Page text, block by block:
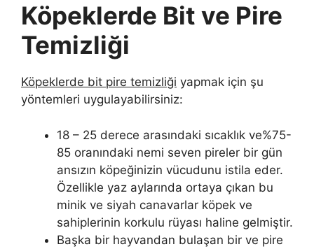
Köpeklerde Bit ve Pire
Temizliği
Köpeklerde bit pire temizliği yapmak için şu
yöntemleri uygulayabilirsiniz:
18 – 25 derece arasındaki sıcaklık ve%75-
85 oranındaki nemi seven pireler bir gün
ansızın köpeğinizin vücudunu istila eder.
Özellikle yaz aylarında ortaya çıkan bu
minik ve siyah canavarlar köpek ve
sahiplerinin korkulu rüyası haline gelmiştir.
Başka bir hayvandan bulaşan bir ve pire